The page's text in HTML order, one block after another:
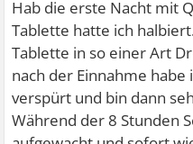
Hab die erste Nacht mit
Tablette hatte ich
Tablette in so einer Art
nach der Einnahme
verspürt und bin dann
Während der 8 Stunden